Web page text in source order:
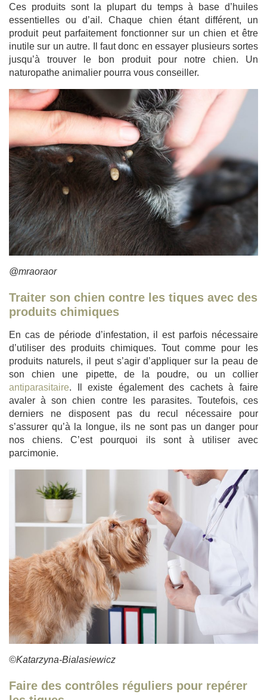
Ces produits sont la plupart du temps à base d’huiles
essentielles ou d’ail. Chaque chien étant différent, un
produit peut parfaitement fonctionner sur un chien et être
inutile sur un autre. Il faut donc en essayer plusieurs sortes
jusqu’à trouver le bon produit pour notre chien. Un
naturopathe animalier pourra vous conseiller.
@mraoraor
Traiter son chien contre les tiques avec des
produits chimiques
En cas de période d’infestation, il est parfois nécessaire
d’utiliser des produits chimiques. Tout comme pour les
produits naturels, il peut s’agir d’appliquer sur la peau de
son chien une pipette, de la poudre, ou un collier
antiparasitaire. Il existe également des cachets à faire
avaler à son chien contre les parasites. Toutefois, ces
derniers ne disposent pas du recul nécessaire pour
s’assurer qu’à la longue, ils ne sont pas un danger pour
nos chiens. C’est pourquoi ils sont à utiliser avec
parcimonie.
©Katarzyna-Bialasiewicz
Faire des contrôles réguliers pour repérer